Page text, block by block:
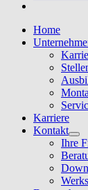
Home
Karriere
Kontakt
Ihre